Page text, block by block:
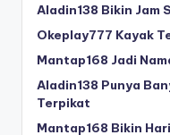
Aladin138 Bikin Jam
Okeplay777 Kayak
Mantap168 Jadi
Aladin138 Punya
Terpikat
Mantap168 Bikin